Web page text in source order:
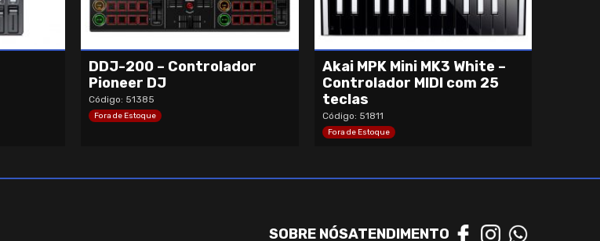
DDJ-200 – Controlador
Pioneer DJ
Código: 51385
Fora de Estoque
Akai MPK Mini MK3 White –
Controlador MIDI com 25
teclas
Código: 51811
Fora de Estoque
SOBRE NÓSATENDIMENTO